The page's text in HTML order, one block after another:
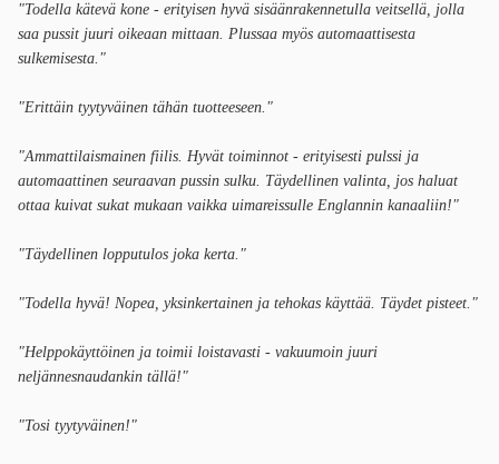
"Todella kätevä kone - erityisen hyvä sisäänrakennetulla veitsellä, jolla
saa pussit juuri oikeaan mittaan. Plussaa myös automaattisesta
sulkemisesta."
"Erittäin tyytyväinen tähän tuotteeseen."
"Ammattilaismainen fiilis. Hyvät toiminnot - erityisesti pulssi ja
automaattinen seuraavan pussin sulku. Täydellinen valinta, jos haluat
ottaa kuivat sukat mukaan vaikka uimareissulle Englannin kanaaliin!"
"Täydellinen lopputulos joka kerta."
"Todella hyvä! Nopea, yksinkertainen ja tehokas käyttää. Täydet pisteet."
"Helppokäyttöinen ja toimii loistavasti - vakuumoin juuri
neljännesnaudankin tällä!"
"Tosi tyytyväinen!"